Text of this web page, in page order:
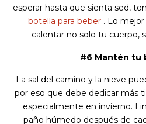
esperar hasta que sienta sed,
botella para beber . Lo
calentar no solo tu cuerpo,
#6 Mantén tu
La sal del camino y la nieve
por eso que debe dedicar más
especialmente en invierno.
paño húmedo después de